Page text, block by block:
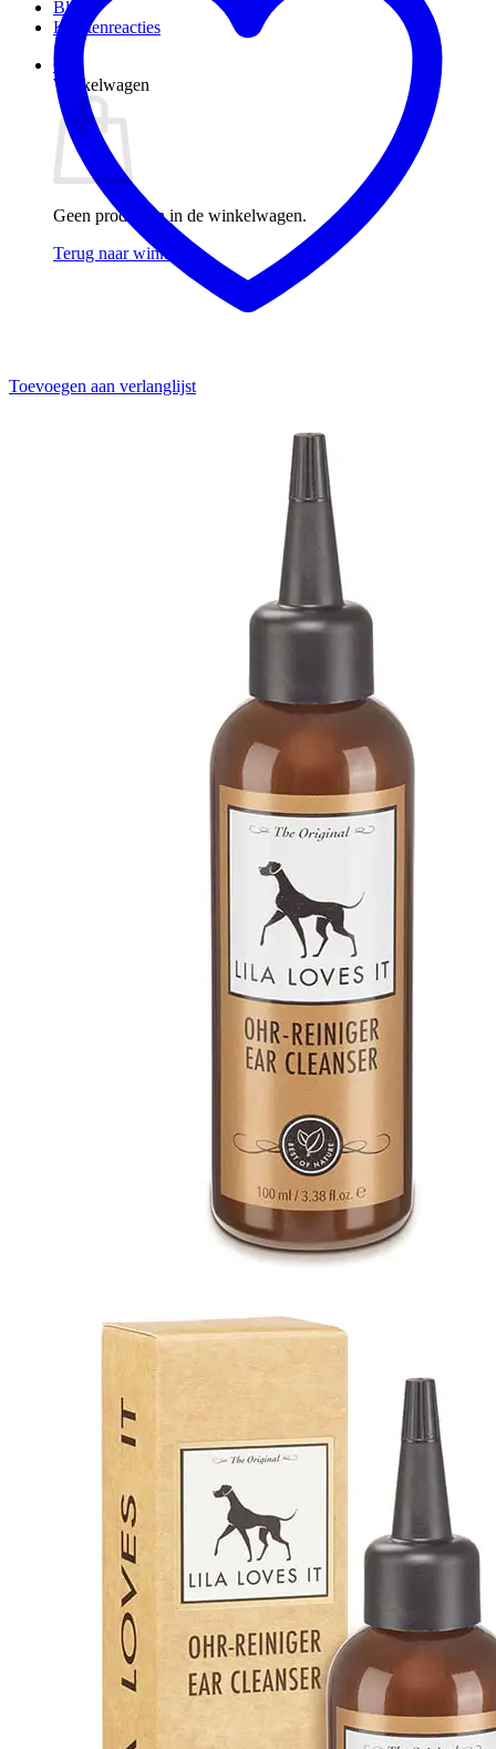
Blog
Klantenreacties
0
Winkelwagen
Geen producten in de winkelwagen.
Terug naar winkel
Toevoegen aan verlanglijst